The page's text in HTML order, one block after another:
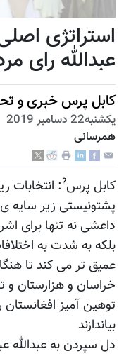
استراتژی
عبدالله رای
کابل پرس خبری و
يكشنبه22 دسامبر 2019
همرسانی
کابل پرس?: انتخابات
پشتونیستی زیر سایه
داعشی نه تنها برای
بلکه به شدت به
عمیق تر می کند تا
خراسان و هزارستان و
توهین آمیز افغانستان
بیاندازند
دل سپردن به عبدالله